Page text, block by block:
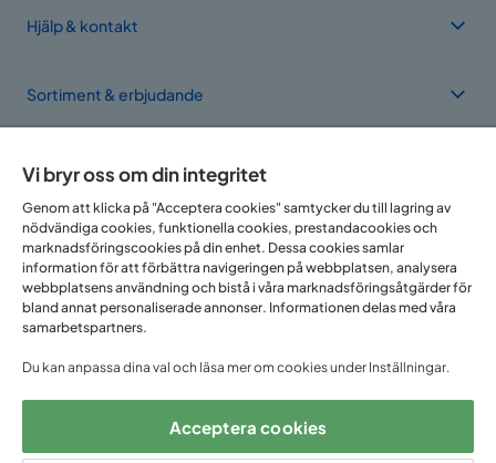
Hjälp & kontakt
Sortiment & erbjudande
Vi finns i flera länder
Följ oss på:
Vi bryr oss om din integritet
Genom att klicka på "Acceptera cookies" samtycker du till lagring av
nödvändiga cookies, funktionella cookies, prestandacookies och
marknadsföringscookies på din enhet. Dessa cookies samlar
information för att förbättra navigeringen på webbplatsen, analysera
webbplatsens användning och bistå i våra marknadsföringsåtgärder för
bland annat personaliserade annonser. Informationen delas med våra
samarbetspartners.
Du kan anpassa dina val och läsa mer om cookies under Inställningar.
Acceptera cookies